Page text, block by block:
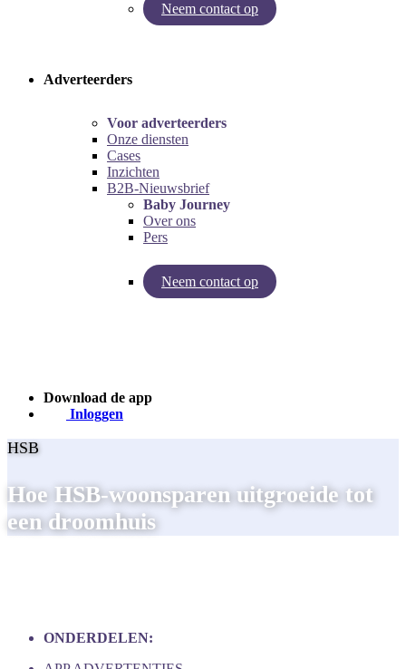
Neem contact op
Try our pregnancy calculator!
Adverteerders
Voor adverteerders
Onze diensten
Cases
Inzichten
B2B-Nieuwsbrief
Baby Journey
Over ons
Pers
Neem contact op
Inzichten van Baby Journey
Download de app
Inloggen
HSB
Hoe HSB-woonsparen uitgroeide tot
een droomhuis
ONDERDELEN: